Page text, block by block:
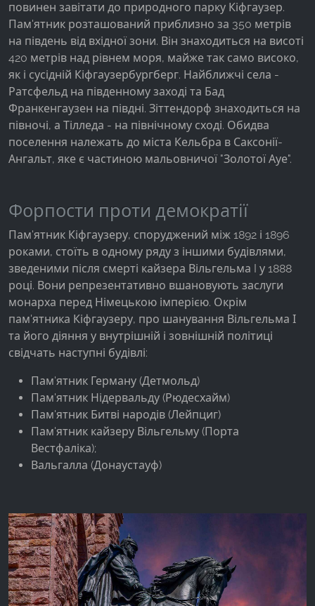
повинен завітати до природного парку Кіфгаузер.
Пам'ятник розташований приблизно за 350 метрів
на південь від вхідної зони. Він знаходиться на висоті
420 метрів над рівнем моря, майже так само високо,
як і сусідній Кіфгаузербургберг. Найближчі села -
Ратсфельд на південному заході та Бад
Франкенгаузен на півдні. Зіттендорф знаходиться на
півночі, а Тілледа - на північному сході. Обидва
поселення належать до міста Кельбра в Саксонії-
Ангальт, яке є частиною мальовничої "Золотої Ауе".
Форпости проти демократії
Пам'ятник Кіфгаузеру, споруджений між 1892 і 1896
роками, стоїть в одному ряду з іншими будівлями,
зведеними після смерті кайзера Вільгельма I у 1888
році. Вони репрезентативно вшановують заслуги
монарха перед Німецькою імперією. Окрім
пам'ятника Кіфгаузеру, про шанування Вільгельма І
та його діяння у внутрішній і зовнішній політиці
свідчать наступні будівлі:
Пам'ятник Герману (Детмольд)
Пам'ятник Нідервальду (Рюдесхайм)
Пам'ятник Битві народів (Лейпциг)
Пам'ятник кайзеру Вільгельму (Порта
Вестфаліка);
Вальгалла (Донаустауф)
Facebook Pixel
Name:
_fbp, fr, _fbq, fbq
Provider:
Facebook Ireland Ltd.
Purpose:
Вимірювання реклами та маркетинг
Cookie duration:
СТАТИСТИКА
Статистичні файли cookie збирають інформацію
анонімно. Ця інформація допомагає нам
зрозуміти, як наші відвідувачі використовують
наш сайт.
Google Analytics
_ga, _gid, _gac_gb_
Provider:
Google LLC
Purpose:
Збір статистики про використання веб-сайту